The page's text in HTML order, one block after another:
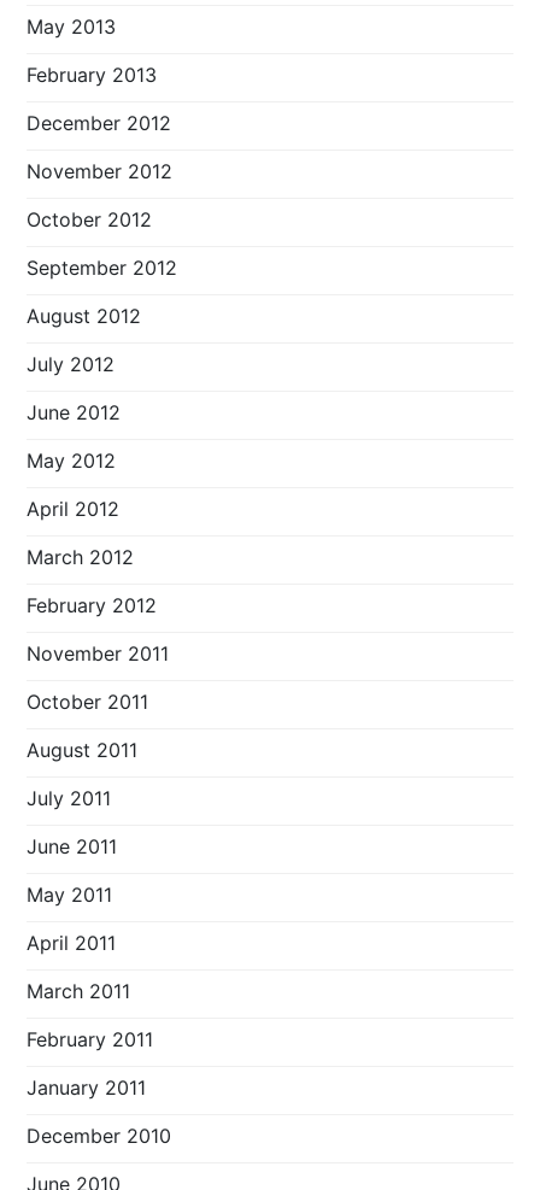
May 2013
February 2013
December 2012
November 2012
October 2012
September 2012
August 2012
July 2012
June 2012
May 2012
April 2012
March 2012
February 2012
November 2011
October 2011
August 2011
July 2011
June 2011
May 2011
April 2011
March 2011
February 2011
January 2011
December 2010
June 2010